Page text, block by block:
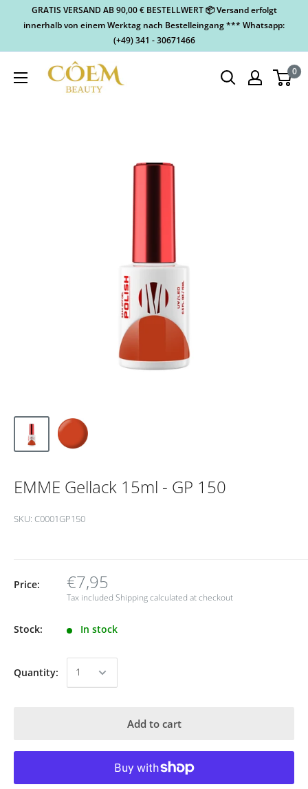
GRATIS VERSAND AB 90,00 € BESTELLWERT 📦 Versand erfolgt
innerhalb von einem Werktag nach Bestelleingang *** Whatsapp:
(+49) 341 - 30671466
0
EMME Gellack 15ml - GP 150
SKU: C0001GP150
Price: €7,95
Tax included Shipping calculated at checkout
Stock: In stock
Quantity:
Add to cart